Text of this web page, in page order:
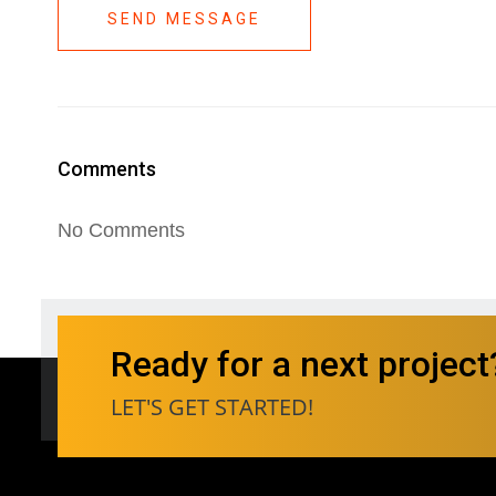
SEND MESSAGE
Comments
No Comments
Ready for a next
LET'S GET STARTED!